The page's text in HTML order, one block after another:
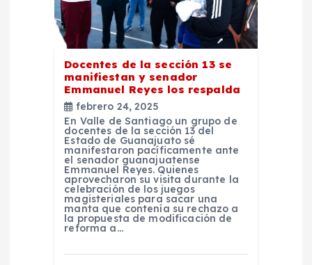
Docentes de la sección 13 se
manifiestan y senador
Emmanuel Reyes los respalda
febrero 24, 2025
En Valle de Santiago un grupo de
docentes de la sección 13 del
Estado de Guanajuato sé
manifestaron pacíficamente ante
el senador guanajuatense
Emmanuel Reyes. Quienes
aprovecharon su visita durante la
celebración de los juegos
magisteriales para sacar una
manta que contenía su rechazo a
la propuesta de modificación de
reforma a…